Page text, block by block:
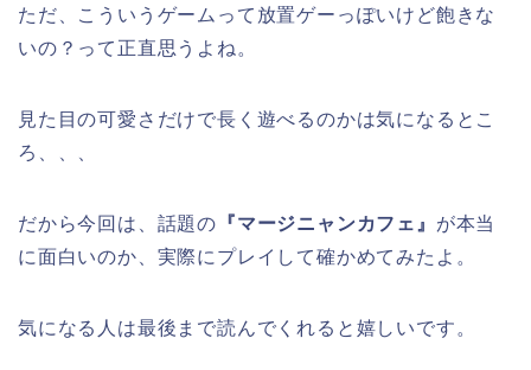
ただ、こういうゲームって放置ゲーっぽいけど飽きな
いの？って正直思うよね。
見た目の可愛さだけで長く遊べるのかは気になるとこ
ろ、、、
だから今回は、話題の 『マージニャンカフェ』 が本当
に面白いのか、実際にプレイして確かめてみたよ。
気になる人は最後まで読んでくれると嬉しいです。